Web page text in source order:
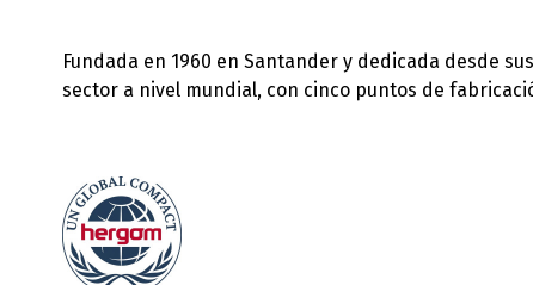
Fundada en 1960 en Santander y dedicada desde
sector a nivel mundial, con cinco puntos de